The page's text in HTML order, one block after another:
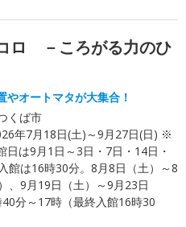
ロ －ころがる力のひ
やオートマタが大集合！
くば市
年7月18日(土)～9月27日(日) ※
日は9月1日～3日・7日・14日・
館は16時30分。8月8日（土）～8
、9月19日（土）～9月23日
40分～17時（最終入館16時30